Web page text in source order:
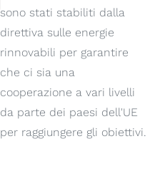
sono stati stabiliti dalla
direttiva sulle energie
rinnovabili per garantire
che ci sia una
cooperazione a vari livelli
da parte dei paesi dell'UE
per raggiungere gli obiettivi.